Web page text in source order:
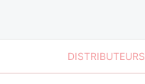
DISTRIBUTEURS